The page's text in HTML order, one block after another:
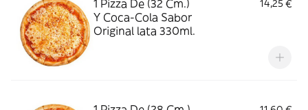
1 Pizza De (32 Cm.)
Y Coca-Cola Sabor
Original lata 330ml.
14,25 €